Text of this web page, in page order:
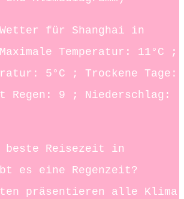
für Shanghai in
Temperatur: 11°C ;
5°C ; Trockene Tage:
Regen: 9 ; Niederschlag:
beste Reisezeit in
es eine Regenzeit?
präsentieren alle Klima